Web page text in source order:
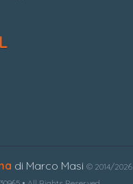
di Marco Masi © 2014/2026